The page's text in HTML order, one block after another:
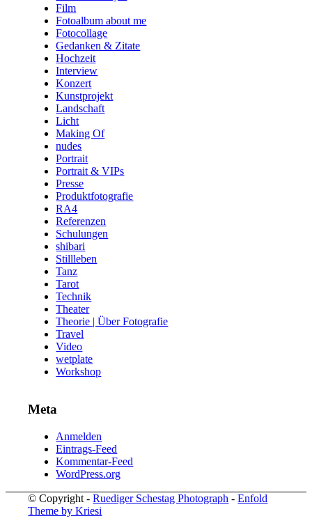
Film
Fotoalbum about me
Fotocollage
Gedanken & Zitate
Hochzeit
Interview
Konzert
Kunstprojekt
Landschaft
Licht
Making Of
nudes
Portrait
Portrait & VIPs
Presse
Produktfotografie
RA4
Referenzen
Schulungen
shibari
Stillleben
Tanz
Tarot
Technik
Theater
Theorie | Über Fotografie
Travel
Video
wetplate
Workshop
Meta
Anmelden
Eintrags-Feed
Kommentar-Feed
WordPress.org
© Copyright -Ruediger Schestag Photograph -Enfold
Theme by Kriesi